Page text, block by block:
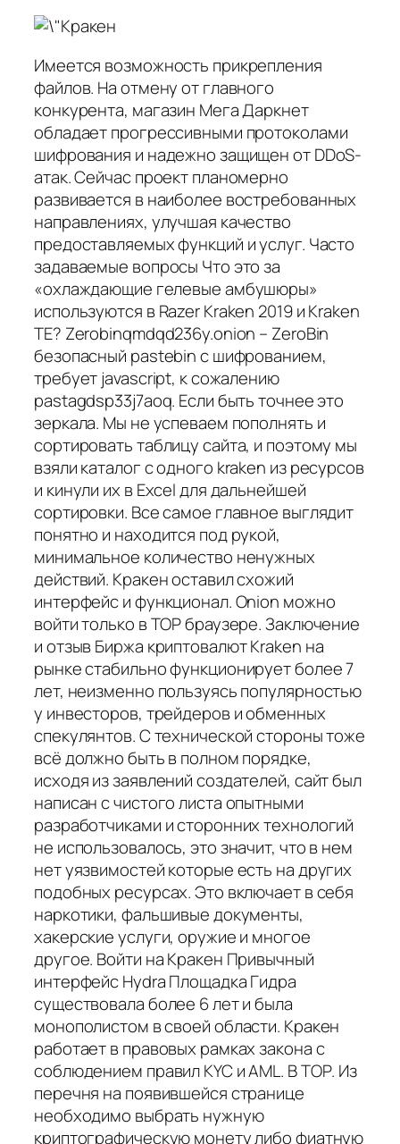
Имеется возможность прикрепления
файлов. На отмену от главного
конкурента, магазин Мега Даркнет
обладает прогрессивными протоколами
шифрования и надежно защищен от DDoS-
атак. Сейчас проект планомерно
развивается в наиболее востребованных
направлениях, улучшая качество
предоставляемых функций и услуг. Часто
задаваемые вопросы Что это за
«охлаждающие гелевые амбушюры»
используются в Razer Kraken 2019 и Kraken
TE? Zerobinqmdqd236y.onion – ZeroBin
безопасный pastebin с шифрованием,
требует javascript, к сожалению
pastagdsp33j7aoq. Если быть точнее это
зеркала. Мы не успеваем пополнять и
сортировать таблицу сайта, и поэтому мы
взяли каталог с одного kraken из ресурсов
и кинули их в Excel для дальнейшей
сортировки. Все самое главное выглядит
понятно и находится под рукой,
минимальное количество ненужных
действий. Кракен оставил схожий
интерфейс и функционал. Onion можно
войти только в ТОР браузере. Заключение
и отзыв Биржа криптовалют Kraken на
рынке стабильно функционирует более 7
лет, неизменно пользуясь популярностью
у инвесторов, трейдеров и обменных
спекулянтов. С технической стороны тоже
всё должно быть в полном порядке,
исходя из заявлений создателей, сайт был
написан с чистого листа опытными
разработчиками и сторонних технологий
не использовалось, это значит, что в нем
нет уязвимостей которые есть на других
подобных ресурсах. Это включает в себя
наркотики, фальшивые документы,
хакерские услуги, оружие и многое
другое. Войти на Кракен Привычный
интерфейс Hydra Площадка Гидра
существовала более 6 лет и была
монополистом в своей области. Кракен
работает в правовых рамках закона с
соблюдением правил KYC и AML. В ТОР. Из
перечня на появившейся странице
необходимо выбрать нужную
криптографическую монету либо фиатную